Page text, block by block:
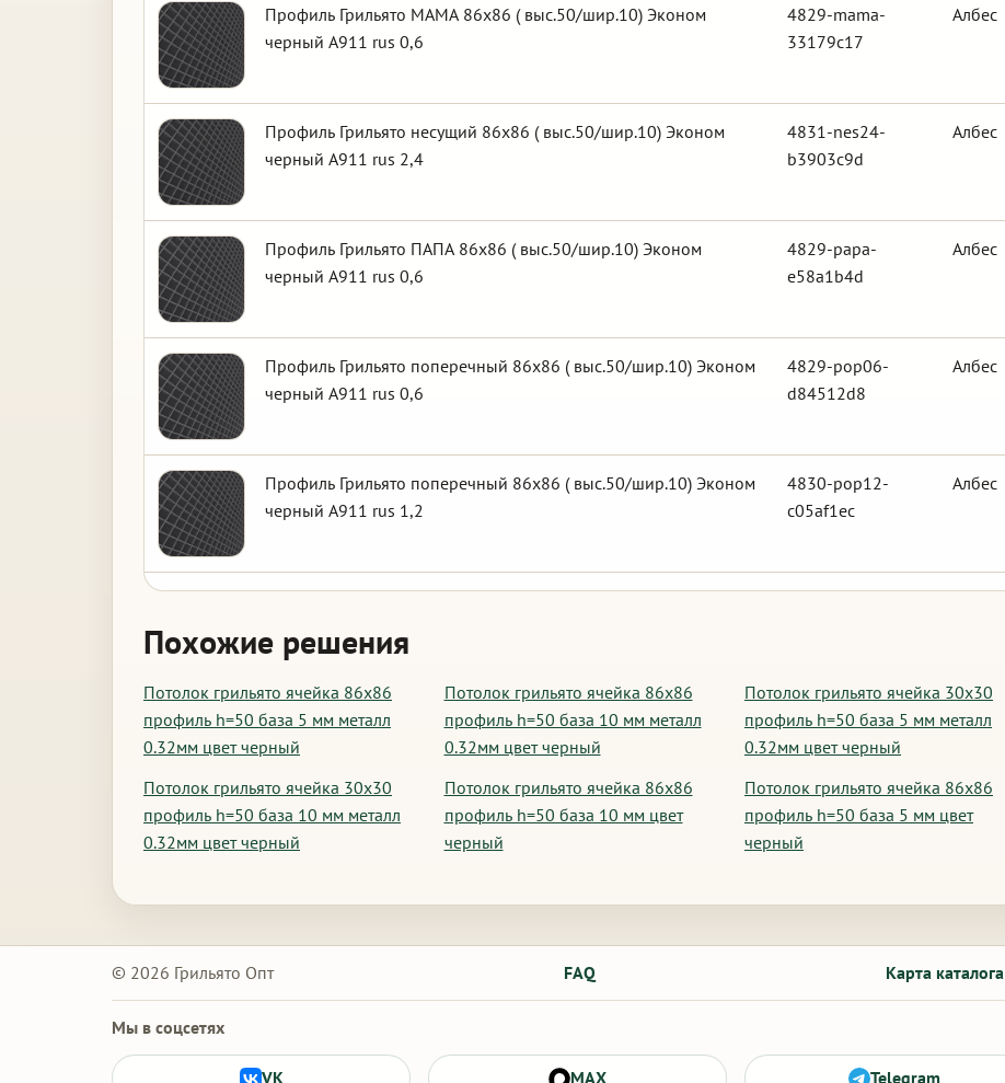
Профиль Грильято МАМА 86х86 ( выс.50/шир.10) Эконом
черный А911 rus 0,6
4829-mama-
33179c17
Албес
Профиль Грильято несущий 86х86 ( выс.50/шир.10) Эконом
черный А911 rus 2,4
4831-nes24-
b3903c9d
Албес
Профиль Грильято ПАПА 86х86 ( выс.50/шир.10) Эконом
черный А911 rus 0,6
4829-papa-
e58a1b4d
Албес
Профиль Грильято поперечный 86х86 ( выс.50/шир.10) Эконом
черный А911 rus 0,6
4829-pop06-
d84512d8
Албес
Профиль Грильято поперечный 86х86 ( выс.50/шир.10) Эконом
черный А911 rus 1,2
4830-pop12-
c05af1ec
Албес
Похожие решения
Потолок грильято ячейка 86х86
профиль h=50 база 5 мм металл
0.32мм цвет черный
Потолок грильято ячейка 86х86
профиль h=50 база 10 мм металл
0.32мм цвет черный
Потолок грильято ячейка 30х30
профиль h=50 база 5 мм металл
0.32мм цвет черный
Потолок грильято ячейка 30х30
профиль h=50 база 10 мм металл
0.32мм цвет черный
Потолок грильято ячейка 86х86
профиль h=50 база 10 мм цвет
черный
Потолок грильято ячейка 86х86
профиль h=50 база 5 мм цвет
черный
© 2026 Грильято Опт FAQ Карта каталога
Мы в соцсетях
VK MAX Telegram